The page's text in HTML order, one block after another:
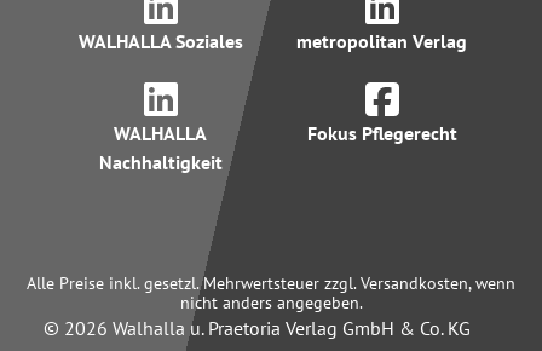
WALHALLA Soziales metropolitan Verlag
WALHALLA
Nachhaltigkeit
Fokus Pflegerecht
Alle Preise inkl. gesetzl. Mehrwertsteuer zzgl. Versandkosten, wenn
nicht anders angegeben.
© 2026 Walhalla u. Praetoria Verlag GmbH & Co. KG